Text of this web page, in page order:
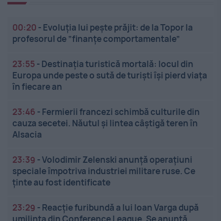
00:20 - Evoluția lui pește prăjit: de la Topor la
profesorul de ”finanțe comportamentale”
23:55 - Destinația turistică mortală: locul din
Europa unde peste o sută de turiști își pierd viața
în fiecare an
23:46 - Fermierii francezi schimbă culturile din
cauza secetei. Năutul și lintea câștigă teren în
Alsacia
23:39 -Volodimir Zelenski anunță operațiuni
speciale împotriva industriei militare ruse. Ce
ținte au fost identificate
23:29 - Reacție furibundă a lui Ioan Varga după